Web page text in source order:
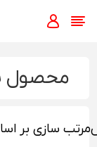
محصول
مرتب سازی بر